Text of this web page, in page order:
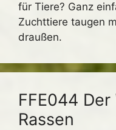
für Tiere? Ganz
Zuchttiere taugen
draußen.
FFE044
Rassen